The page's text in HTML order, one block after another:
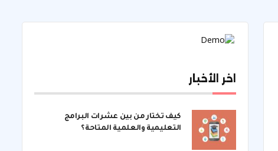
اخر الأخبار
كيف تختار من بين عشرات البرامج
التعليمية والعلمية المتاحة؟